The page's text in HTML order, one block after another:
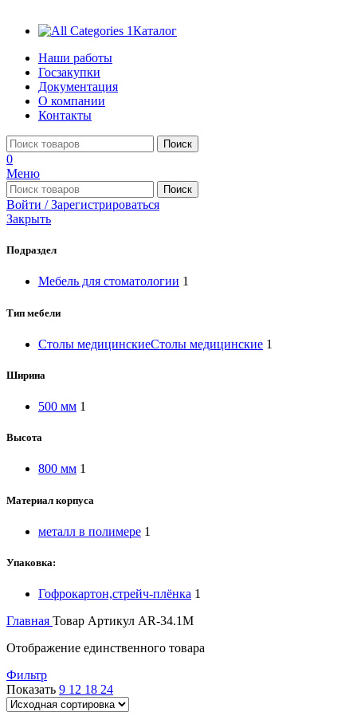
Каталог
Наши работы
Госзакупки
Документация
О компании
Контакты
Поиск
0
Меню
Поиск
Войти / Зарегистрироваться
Закрыть
Подраздел
Мебель для стоматологии 1
Тип мебели
Столы медицинскиеСтолы медицинские 1
Ширина
500 мм 1
Высота
800 мм 1
Материал корпуса
металл в полимере 1
Упаковка:
Гофрокартон,стрейч-плёнка 1
Главная Товар Артикул AR-34.1M
Отображение единственного товара
Фильтр
Показать 9 12 18 24